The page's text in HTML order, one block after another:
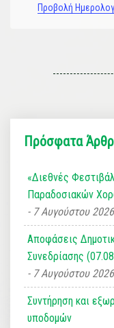
Προβολή
Πρόσφατα
«Διεθνές
Παραδοσιακών
7 Αυγούστου 2026
Αποφάσεις
Συνεδρίασης
7 Αυγούστου 2026
Συντήρηση και
υποδομών